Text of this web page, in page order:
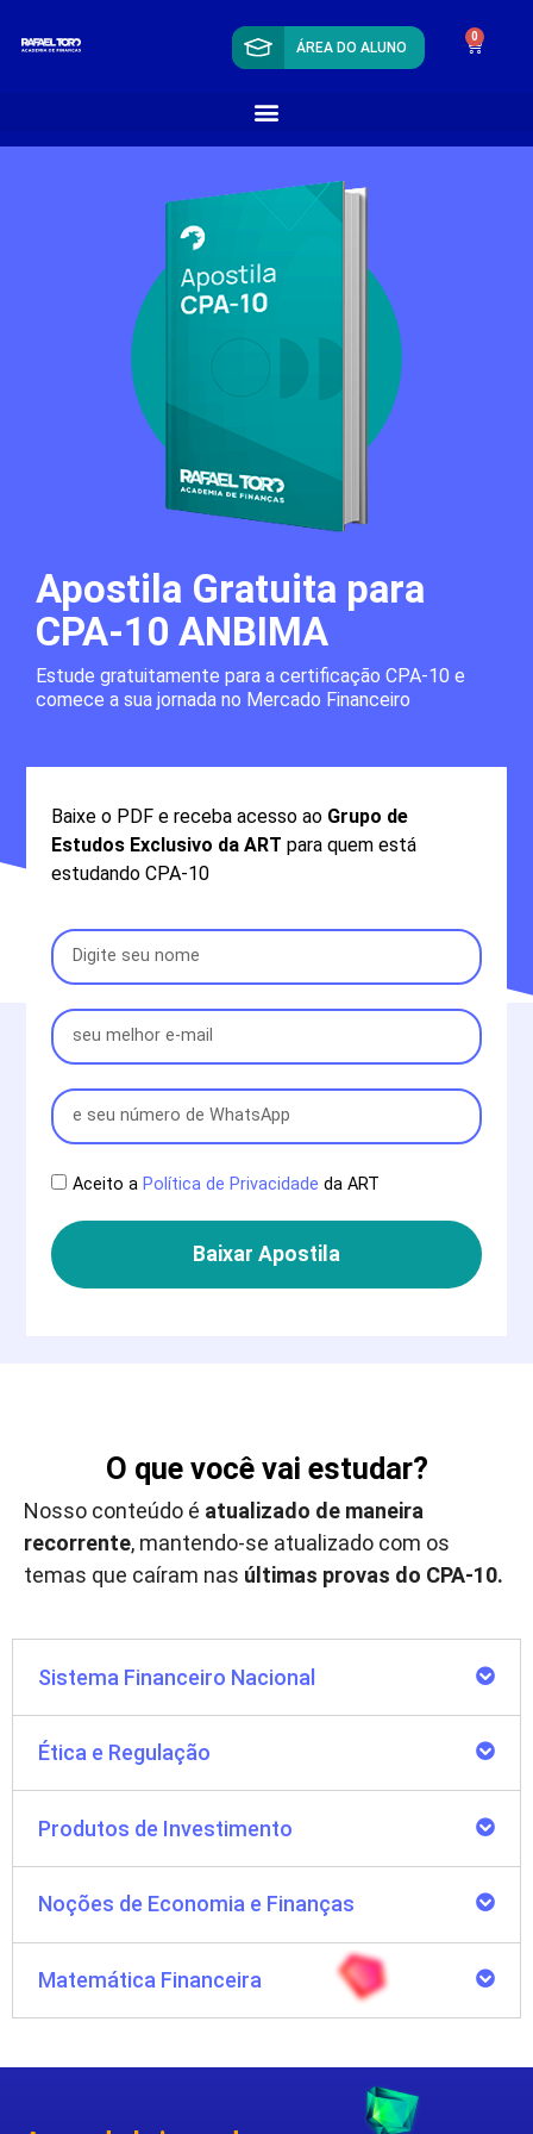
ÁREA DO ALUNO
0
Apostila Gratuita para
CPA-10 ANBIMA
Estude gratuitamente para a certificação CPA-10 e
comece a sua jornada no Mercado Financeiro
Baixe o PDF e receba acesso ao Grupo de
Estudos Exclusivo da ART para quem está
estudando CPA-10
Aceito a Política de Privacidade da ART
Baixar Apostila
O que você vai estudar?
Nosso conteúdo é atualizado de maneira
recorrente, mantendo-se atualizado com os
temas que caíram nas últimas provas do CPA-10.
Sistema Financeiro Nacional
Ética e Regulação
Produtos de Investimento
Noções de Economia e Finanças
Matemática Financeira